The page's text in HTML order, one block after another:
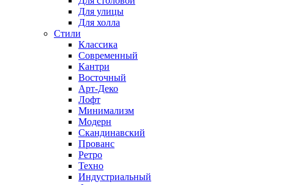
Для улицы
Для холла
Стили
Классика
Современный
Кантри
Восточный
Арт-Деко
Лофт
Минимализм
Модерн
Скандинавский
Прованс
Ретро
Техно
Индустриальный